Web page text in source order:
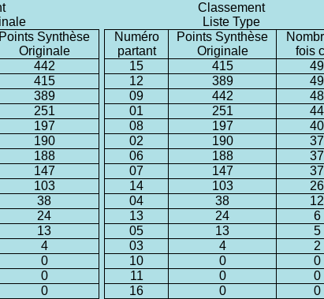
Points Synthèse
Originale
442
415
389
251
197
190
188
147
103
38
24
13
4
0
0
0
Classement
Liste Type
Numéro
partant
Points Synthèse
Originale
fois
15
415
49
12
389
49
09
442
48
01
251
44
08
197
40
02
190
37
06
188
37
07
147
37
14
103
26
04
38
12
13
24
6
05
13
5
03
4
2
10
0
0
11
0
0
16
0 0